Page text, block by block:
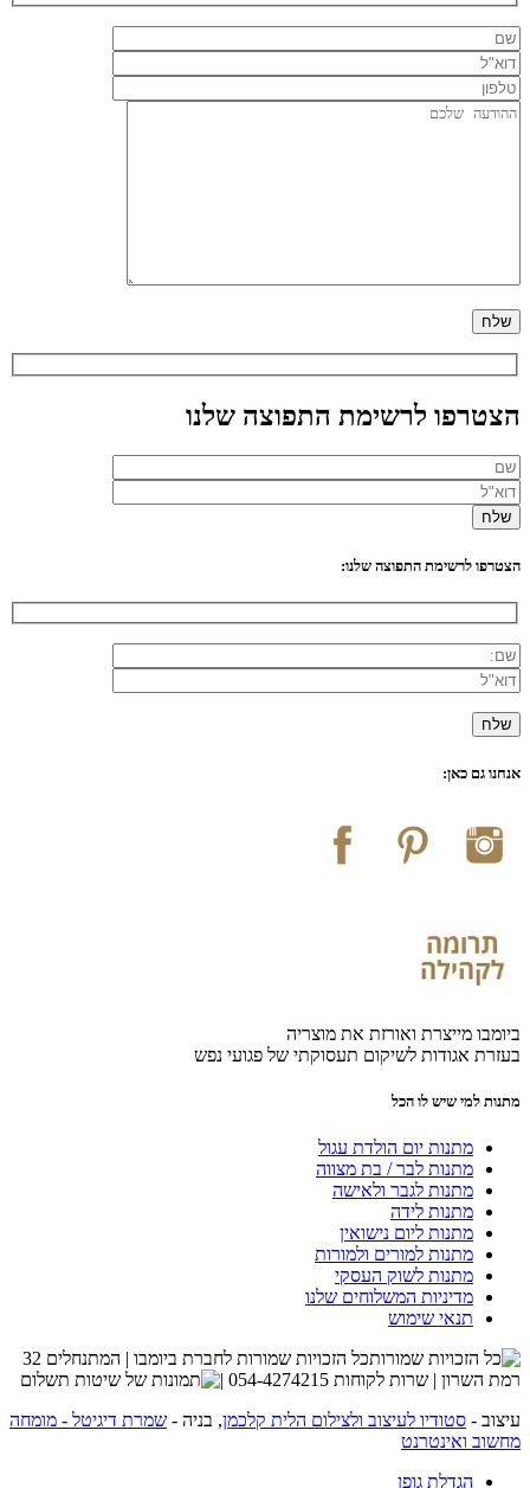
הצטרפו לרשימת התפוצה שלנו
הצטרפו לרשימת התפוצה שלנו:
אנחנו גם כאן:
ביומבו מייצרת ואורזת את מוצריה
בעזרת אגודות לשיקום תעסוקתי של פגועי נפש
מתנות למי שיש לו הכל
מתנות יום הולדת עגול
מתנות לבר / בת מצווה
מתנות לגבר ולאישה
מתנות לידה
מתנות ליום נישואין
מתנות למורים ולמורות
מתנות לשוק העסקי
מדיניות המשלוחים שלנו
תנאי שימוש
כל הזכויות שמורות לחברת ביומבו | המתנחלים 32
רמת השרון | שרות לקוחות 054-4274215 |
עיצוב - סטודיו לעיצוב ולצילום הלית קלכמן, בניה - שמרת דיגיטל - מומחה
מחשוב ואינטרנט
הגדלת גופן